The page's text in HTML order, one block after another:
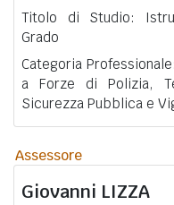
Titolo di Studio:
Grado
Categoria
a Forze di Polizia,
Sicurezza Pubblica e
Assessore
Giovanni LIZZA